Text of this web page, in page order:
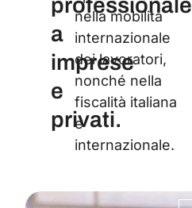
professionale
a
imprese
e
privati.
nella mobilità
internazionale
dei lavoratori,
nonché nella
fiscalità italiana
e
internazionale.